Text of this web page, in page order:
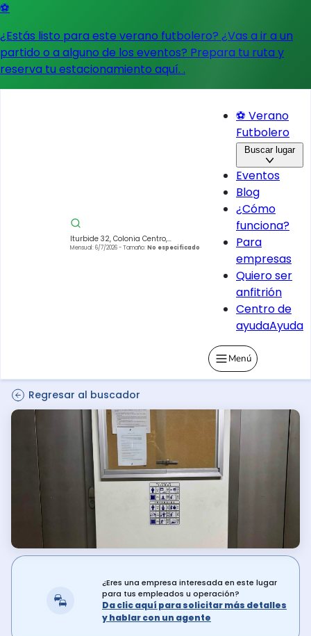
⚽
¿Estás listo para este verano futbolero? ¿Vas a ir a un
partido o a alguno de los eventos? Prepara tu ruta y
reserva tu estacionamiento aquí. .
Iturbide 32, Colonia Centro,
Cuauhtémoc, 06040 Ciudad de
Mensual: 6/7/2026- Tamaño: No especificado
⚽ Verano
Futbolero
Buscar lugar
Eventos
Blog
¿Cómo
funciona?
Para
empresas
Quiero ser
anfitrión
Centro de
ayudaAyuda
Menú
Regresar al buscador
¿Eres una empresa interesada en este lugar
para tus empleados u operación?
Da clic aquí para solicitar más detalles
y hablar con un agente